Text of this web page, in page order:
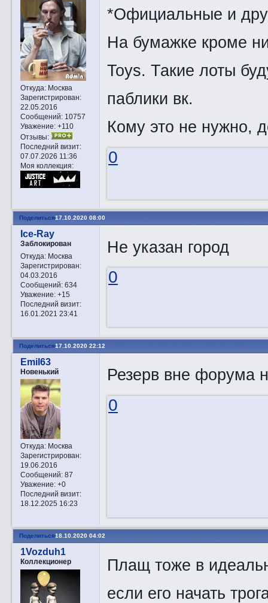
Откуда:Москва
Зарегистрирован:
22.05.2016
Сообщений:10757
Уважение: +110
Отзывы:
Последний визит:
07.07.2026 11:36
Моя коллекция:
*Oфициальные и
На бумажке кроме
Toys. Такие лоты
паблики вк.
Кому это не нужно,
0
Поделиться17.10.2020 08:00
Ice-Ray
Заблокирован
Откуда:Москва
Зарегистрирован:
04.03.2016
Сообщений:634
Уважение: +15
Последний визит:
16.01.2021 23:41
Не указан город
0
Поделиться17.10.2020 22:12
Emil63
Новенький
Откуда:Москва
Зарегистрирован:
19.06.2016
Сообщений:87
Уважение: +0
Последний визит:
18.12.2025 16:23
Резерв вне форума
0
Поделиться18.10.2020 04:02
1Vozduh1
Коллекционер
Плащ тоже в
если его начать